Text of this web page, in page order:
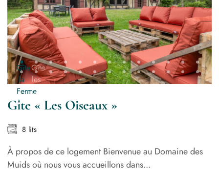
Gîte « Les Oiseaux »
8 lits
À propos de ce logement Bienvenue au Domaine des
Muids où nous vous accueillons dans...